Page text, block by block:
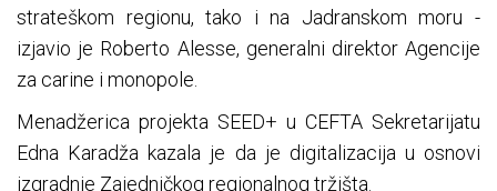
strateškom regionu, tako i na Jadranskom moru -
izjavio je Roberto Alesse, generalni direktor Agencije
za carine i monopole.
Menadžerica projekta SEED+ u CEFTA Sekretarijatu
Edna Karadža kazala je da je digitalizacija u osnovi
izgradnje Zajedničkog regionalnog tržišta.